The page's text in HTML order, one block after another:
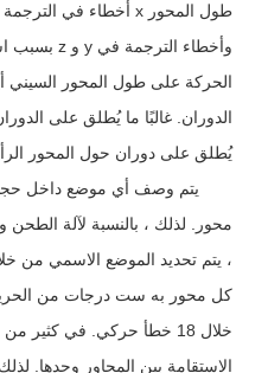
الحركة على طول المحور
الدوران. غالبًا ما يُطلق على
يُطلق على دوران حول المحور
يتم وصف أي موضع داخل
محور. لذلك ، بالنسبة لآلة الطحن
، يتم تحديد الموضع الاسمي من
كل محور به ست درجات من
خلال 18 خطأ حركي. في كثير